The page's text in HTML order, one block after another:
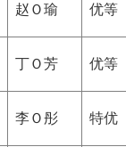
赵Ｏ瑜 优等
丁Ｏ芳 优等
李Ｏ彤 特优